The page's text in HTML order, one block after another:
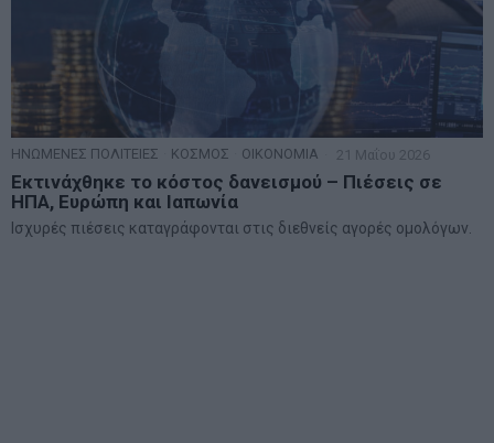
ΗΝΩΜΕΝΕΣ ΠΟΛΙΤΕΙΕΣ ΚΟΣΜΟΣ ΟΙΚΟΝΟΜΙΑ 21 Μαΐου 2026
Εκτινάχθηκε το κόστος δανεισμού – Πιέσεις σε
ΗΠΑ, Ευρώπη και Ιαπωνία
Ισχυρές πιέσεις καταγράφονται στις διεθνείς αγορές ομολόγων.